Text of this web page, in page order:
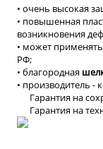
• очень высокая
• повышенная
возникновения
• может
РФ;
• благородная
• производитель -
Гарантия на
Гарантия на